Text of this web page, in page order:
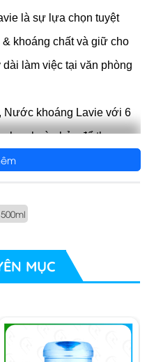
là sự lựa chọn tuyệt
khoáng chất và giữ cho
làm việc tại văn phòng
Nước khoáng Lavie với 6
hoàn hảo để thay
nhiều đường, giúp bạn
mạnh.
La Vie đều được
ngặt theo tiêu chuẩn
quy định vệ sinh và
được sản xuất bởi
MỤC